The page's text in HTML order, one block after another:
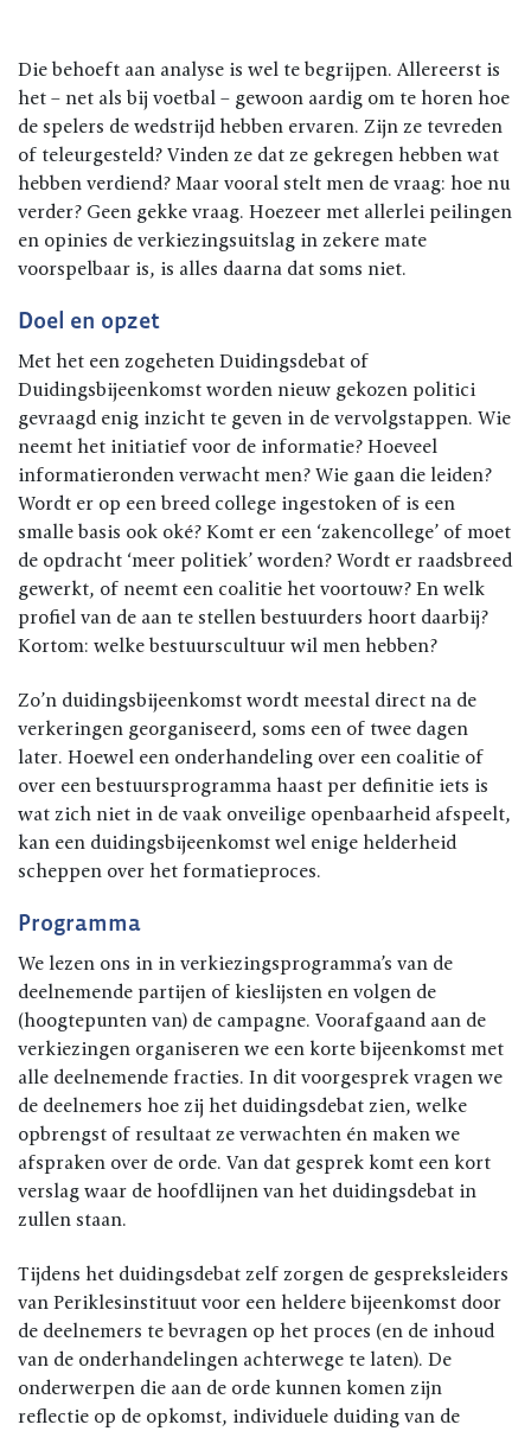
Die behoeft aan analyse is wel te begrijpen. Allereerst is
het – net als bij voetbal – gewoon aardig om te horen hoe
de spelers de wedstrijd hebben ervaren. Zijn ze tevreden
of teleurgesteld? Vinden ze dat ze gekregen hebben wat
hebben verdiend? Maar vooral stelt men de vraag: hoe nu
verder? Geen gekke vraag. Hoezeer met allerlei peilingen
en opinies de verkiezingsuitslag in zekere mate
voorspelbaar is, is alles daarna dat soms niet.
Doel en opzet
Met het een zogeheten Duidingsdebat of
Duidingsbijeenkomst worden nieuw gekozen politici
gevraagd enig inzicht te geven in de vervolgstappen. Wie
neemt het initiatief voor de informatie? Hoeveel
informatieronden verwacht men? Wie gaan die leiden?
Wordt er op een breed college ingestoken of is een
smalle basis ook oké? Komt er een ‘zakencollege’ of moet
de opdracht ‘meer politiek’ worden? Wordt er raadsbreed
gewerkt, of neemt een coalitie het voortouw? En welk
profiel van de aan te stellen bestuurders hoort daarbij?
Kortom: welke bestuurscultuur wil men hebben?
Zo’n duidingsbijeenkomst wordt meestal direct na de
verkeringen georganiseerd, soms een of twee dagen
later. Hoewel een onderhandeling over een coalitie of
over een bestuursprogramma haast per definitie iets is
wat zich niet in de vaak onveilige openbaarheid afspeelt,
kan een duidingsbijeenkomst wel enige helderheid
scheppen over het formatieproces.
Programma
We lezen ons in in verkiezingsprogramma’s van de
deelnemende partijen of kieslijsten en volgen de
(hoogtepunten van) de campagne. Voorafgaand aan de
verkiezingen organiseren we een korte bijeenkomst met
alle deelnemende fracties. In dit voorgesprek vragen we
de deelnemers hoe zij het duidingsdebat zien, welke
opbrengst of resultaat ze verwachten én maken we
afspraken over de orde. Van dat gesprek komt een kort
verslag waar de hoofdlijnen van het duidingsdebat in
zullen staan.
Tijdens het duidingsdebat zelf zorgen de gespreksleiders
van Periklesinstituut voor een heldere bijeenkomst door
de deelnemers te bevragen op het proces (en de inhoud
van de onderhandelingen achterwege te laten). De
onderwerpen die aan de orde kunnen komen zijn
reflectie op de opkomst, individuele duiding van de